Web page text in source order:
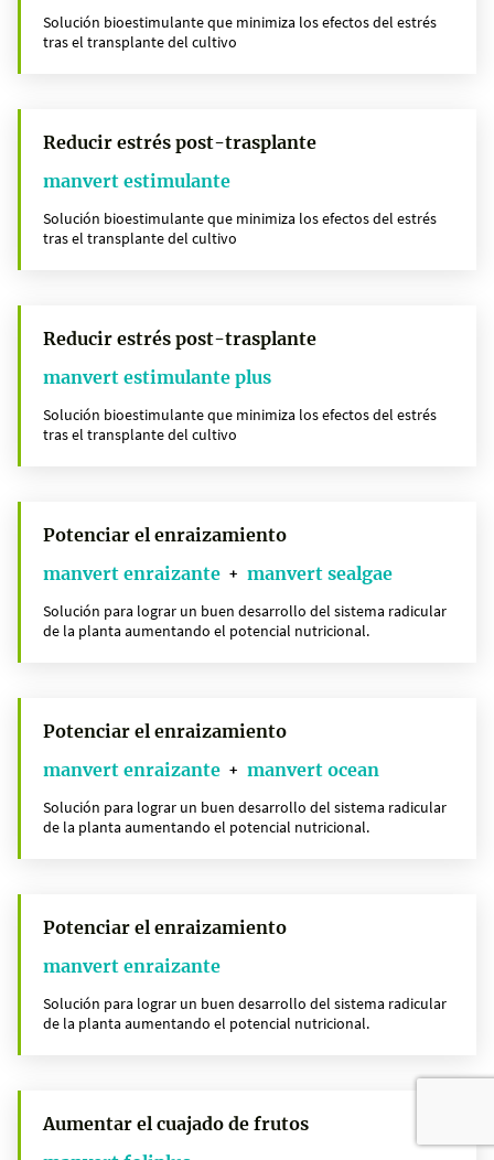
Solución bioestimulante que minimiza los efectos del estrés
tras el transplante del cultivo
Reducir estrés post-trasplante
manvert estimulante
Solución bioestimulante que minimiza los efectos del estrés
tras el transplante del cultivo
Reducir estrés post-trasplante
manvert estimulante plus
Solución bioestimulante que minimiza los efectos del estrés
tras el transplante del cultivo
Potenciar el enraizamiento
manvert enraizante + manvert sealgae
Solución para lograr un buen desarrollo del sistema radicular
de la planta aumentando el potencial nutricional.
Potenciar el enraizamiento
manvert enraizante + manvert ocean
Solución para lograr un buen desarrollo del sistema radicular
de la planta aumentando el potencial nutricional.
Potenciar el enraizamiento
manvert enraizante
Solución para lograr un buen desarrollo del sistema radicular
de la planta aumentando el potencial nutricional.
Aumentar el cuajado de frutos